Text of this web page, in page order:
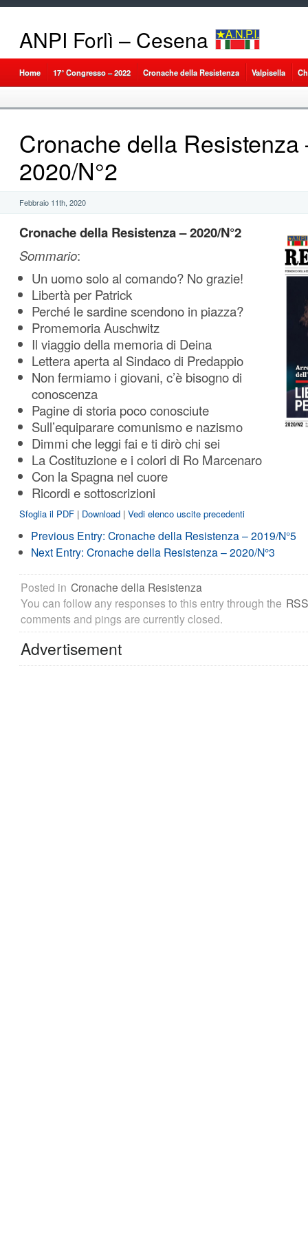
ANPI Forlì – Cesena
Home 17° Congresso – 2022 Cronache della Resistenza Valpisella
Cronache della Resistenza
2020/N°2
Febbraio 11th, 2020
Cronache della Resistenza – 2020/N°2
Sommario:
Un uomo solo al comando? No grazie!
Libertà per Patrick
Perché le sardine scendono in piazza?
Promemoria Auschwitz
Il viaggio della memoria di Deina
Lettera aperta al Sindaco di Predappio
Non fermiamo i giovani, c’è bisogno di
conoscenza
Pagine di storia poco conosciute
Sull’equiparare comunismo e nazismo
Dimmi che leggi fai e ti dirò chi sei
La Costituzione e i colori di Ro Marcenaro
Con la Spagna nel cuore
Ricordi e sottoscrizioni
Sfoglia il PDF | Download | Vedi elenco uscite precedenti
Previous Entry: Cronache della Resistenza – 2019/N°5
Next Entry: Cronache della Resistenza – 2020/N°3
Posted in Cronache della Resistenza
You can follow any responses to this entry through the
comments and pings are currently closed.
Advertisement